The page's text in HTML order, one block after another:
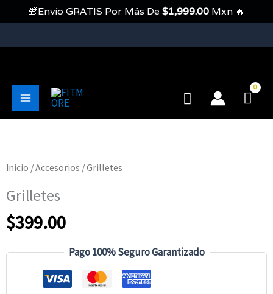
Contenido
Main
Buscar
Inicio /Accesorios / Grilletes
Grilletes
$399.00
Pago 100% Seguro Garantizado
🎁Envío GRATIS Por Más De $1,999.00 Mxn 🔥